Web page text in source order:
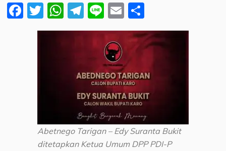
Facebook
Twitter
WhatsApp
Telegram
LineEmail
Abetnego Tarigan – Edy Suranta Bukit
ditetapkan Ketua Umum DPP PDI-P